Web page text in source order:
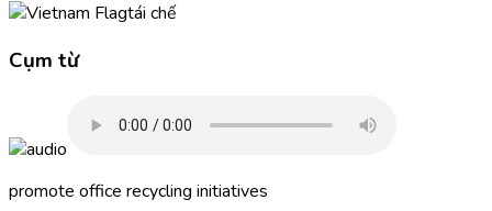
tái chế
Cụm từ
promote office recycling initiatives